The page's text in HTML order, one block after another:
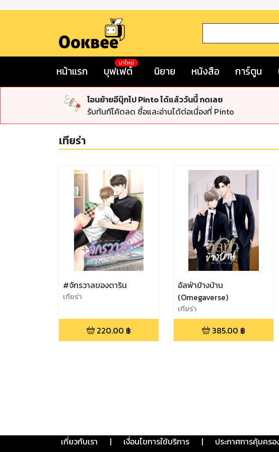
หน้าแรก บุฟเฟต์
มาใหม่
นิยาย หนังสือ การ์ตูน
โอนย้ายอีบุ๊กไป Pinto ได้แล้ววันนี้ กดเลย
รับทันทีโค้ดลด ซื้อและอ่านได้ต่อเนื่องที่ Pinto
เทียร่า
#จักรวาลของดาริน
เทียร่า
220.00 ฿
อัลฟ่าข้างบ้าน
(Omegaverse)
เทียร่า
385.00 ฿
เกี่ยวกับเรา | เงื่อนไขการใช้บริการ | ประกาศการคุ้มครอ